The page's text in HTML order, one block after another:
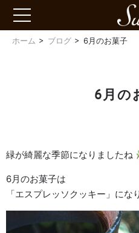
toggle
ホーム ブログ 6月のお菓子
6月の
緑が綺麗な季節になりましたね
6月のお菓子は
「エスプレッソクッキー」にな